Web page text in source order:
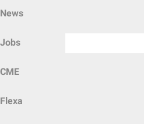
News
Jobs
CME
Flexa